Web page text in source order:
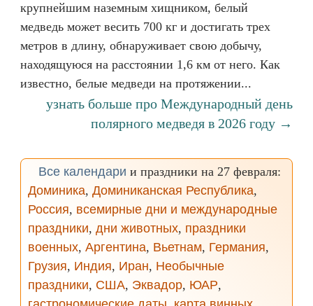
крупнейшим наземным хищником, белый
медведь может весить 700 кг и достигать трех
метров в длину, обнаруживает свою добычу,
находящуюся на расстоянии 1,6 км от него. Как
известно, белые медведи на протяжении...
узнать больше про Международный день
полярного медведя в 2026 году →
Все календари и праздники на 27 февраля:
Доминика, Доминиканская Республика,
Россия, всемирные дни и международные
праздники, дни животных, праздники
военных, Аргентина, Вьетнам, Германия,
Грузия, Индия, Иран, Необычные
праздники, США, Эквадор, ЮАР,